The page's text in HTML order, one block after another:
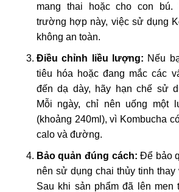
mang thai hoặc cho con
trường hợp này, việc sử dụng
không an toàn.
Điều chỉnh liều lượng: Nếu
tiêu hóa hoặc đang mắc các
đến dạ dày, hãy hạn chế sử
Mỗi ngày, chỉ nên uống một
(khoảng 240ml), vì Kombucha
calo và đường.
Bảo quản đúng cách: Để bảo
nên sử dụng chai thủy tinh thay
Sau khi sản phẩm đã lên men